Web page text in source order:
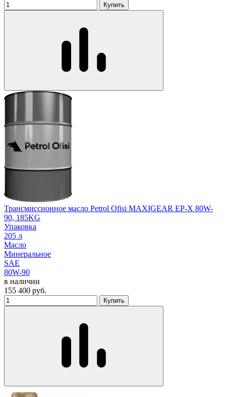
Купить
Трансмиссионное масло Petrol Ofisi MAXIGEAR EP-X 80W-
90, 185KG
Упаковка
205 л
Масло
Минеральное
SAE
80W-90
в наличии
155 400 руб.
Купить